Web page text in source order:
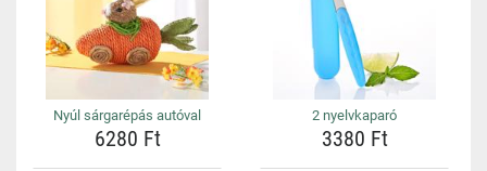
Nyúl sárgarépás autóval
6280 Ft
2 nyelvkaparó
3380 Ft